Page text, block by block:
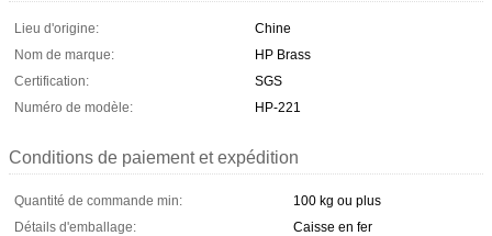
Lieu d'origine:
Chine
Nom de marque:
HP Brass
Certification:
SGS
Numéro de modèle:
HP-221
Conditions de paiement et expédition
Quantité de commande min:
100 kg ou plus
Détails d'emballage:
Caisse en fer